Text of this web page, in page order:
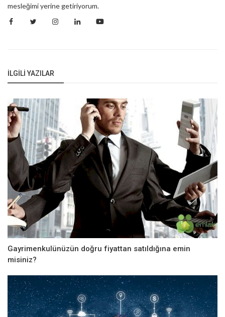
mesleğimi yerine getiriyorum.
İLGILI YAZILAR
Gayrimenkulünüzün doğru fiyattan satıldığına emin
misiniz?